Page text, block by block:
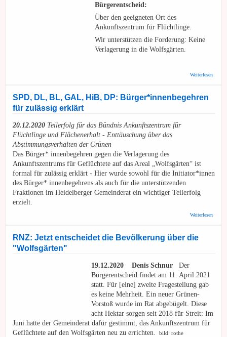
Bürgerentscheid:
Über den geeigneten Ort des
Ankunftszentrum für Flüchtlinge.
Wir unterstützen die Forderung: Keine
Verlagerung in die Wolfsgärten.
Weiterlesen
SPD, DL, BL, GAL, HiB, DP: Bürger*innenbegehren
für zulässig erklärt
20.12.2020 Teilerfolg für das Bündnis Ankunftszentrum für
Flüchtlinge und Flächenerhalt - Enttäuschung über das
Abstimmungsverhalten der Grünen
Das Bürger* innenbegehren gegen die Verlagerung des
Ankunftszentrums für Geflüchtete auf das Areal „Wolfsgärten“ ist
formal für zulässig erklärt - Hier wurde sowohl für die Initiator*innen
des Bürger* innenbegehrens als auch für die unterstützenden
Fraktionen im Heidelberger Gemeinderat ein wichtiger Teilerfolg
erzielt.
Weiterlesen
RNZ: Jetzt entscheidet die Bevölkerung über die
"Wolfsgärten"
19.12.2020 Denis Schnur
Der
Bürgerentscheid findet am 11. April 2021
statt. Für [eine] zweite Fragestellung gab
es keine Mehrheit. Ein neuer Grünen-
Vorstoß wurde im Rat abgebügelt. Diese
acht Hektar sorgen seit 2018 für Streit: Im
Juni hatte der Gemeinderat dafür gestimmt, das Ankunftszentrum für
Geflüchtete auf den Wolfsgärten neu zu errichten.
bild: rothe